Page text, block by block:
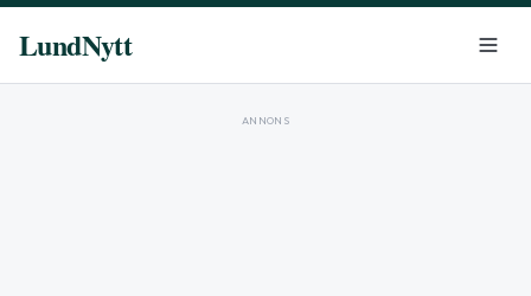
LundNytt
ANNONS